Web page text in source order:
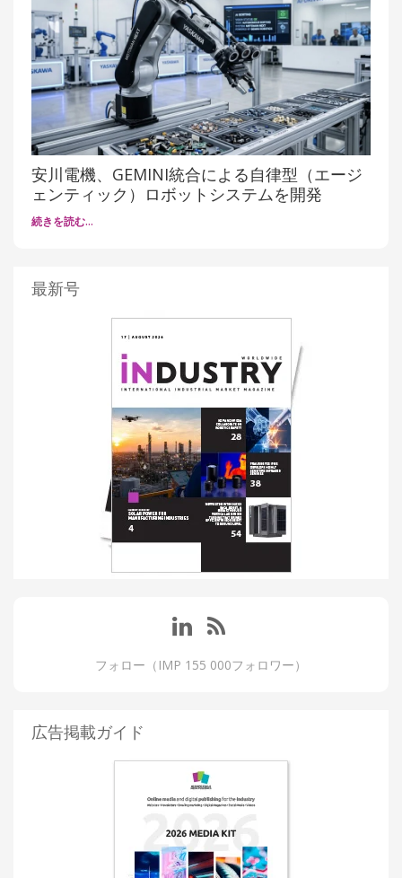
安川電機、GEMINI統合による自律型（エージ
ェンティック）ロボットシステムを開発
続きを読む…
最新号
フォロー（IMP 155 000フォロワー）
広告掲載ガイド